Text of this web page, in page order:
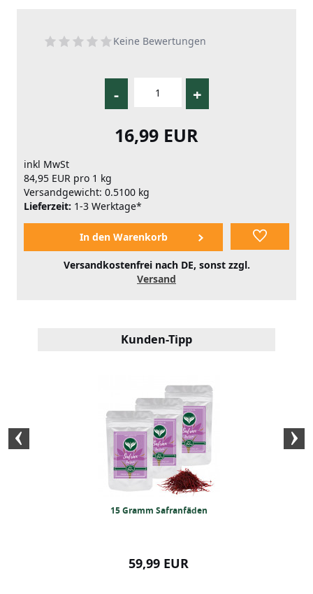
Keine Bewertungen
- +
16,99 EUR
inkl MwSt
84,95 EUR pro 1 kg
Versandgewicht: 0.5100 kg
Lieferzeit: 1-3 Werktage*
Versandkostenfrei nach DE, sonst zzgl.
Versand
Kunden-Tipp
15 Gramm Safranfäden
59,99 EUR